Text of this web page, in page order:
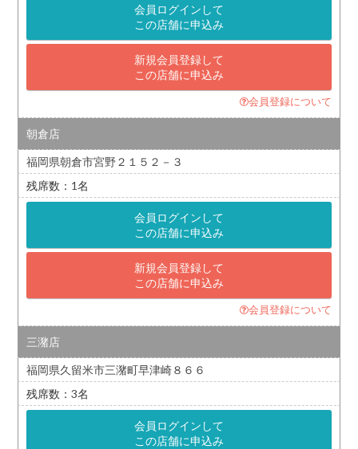
会員ログインして
この店舗に申込み
新規会員登録して
この店舗に申込み
会員登録について
朝倉店
福岡県朝倉市宮野２１５２－３
1
会員ログインして
この店舗に申込み
新規会員登録して
この店舗に申込み
会員登録について
三潴店
福岡県久留米市三潴町早津崎８６６
3
会員ログインして
この店舗に申込み